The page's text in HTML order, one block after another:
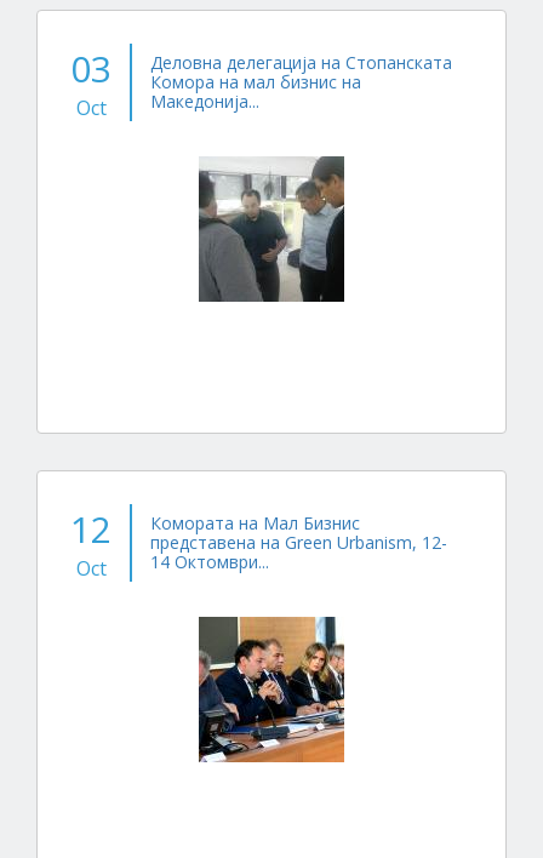
03
Oct
Деловна делегација на Стопанската
Комора на мал бизнис на
Македонија...
12
Oct
Комората на Мал Бизнис
представена на Green Urbanism, 12-
14 Октомври...